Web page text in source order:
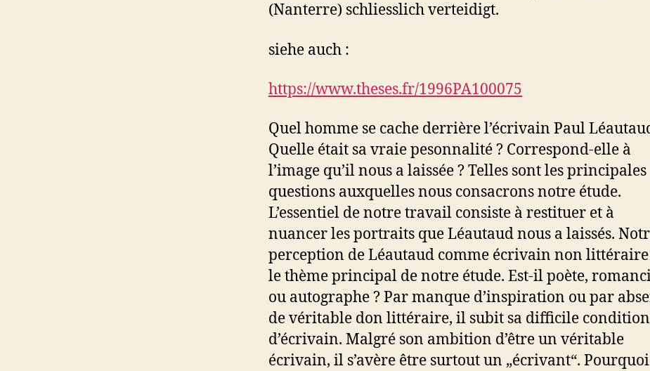
(Nanterre) schliesslich verteidigt.
siehe auch :
https://www.theses.fr/1996PA100075
Quel homme se cache derrière l’écrivain Paul
Quelle était sa vraie pesonnalité ? Correspond-elle à
l’image qu’il nous a laissée ? Telles sont les principales
questions auxquelles nous consacrons notre étude.
L’essentiel de notre travail consiste à restituer et à
nuancer les portraits que Léautaud nous a laissés.
perception de Léautaud comme écrivain non littéraire
le thème principal de notre étude. Est-il poète,
ou autographe ? Par manque d’inspiration ou par
de véritable don littéraire, il subit sa difficile condition
d’écrivain. Malgré son ambition d’être un véritable
écrivain, il s’avère être surtout un „écrivant“. Pourquoi